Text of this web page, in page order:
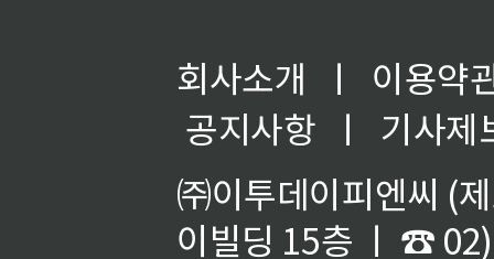
회사소개 ㅣ
이용약
공지사항
ㅣ
기사제
㈜이투데이피엔씨 (
이빌딩 15층 ㅣ ☎